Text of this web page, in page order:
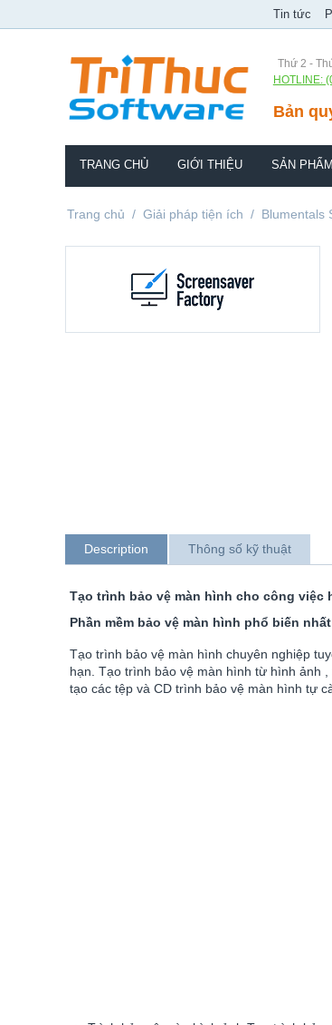
Tin tức
Thứ 2 -
HOTLINE:
Bản
TRANG CHỦ GIỚI THIỆU SẢN PHẨM
Trang chủ / Giải pháp tiện ích / Blumentals
Description Thông số kỹ thuật
Tạo trình bảo vệ màn hình cho công việc
Phần mềm bảo vệ màn hình phổ biến nhất
Tạo trình bảo vệ màn hình chuyên nghiệp
hạn. Tạo trình bảo vệ màn hình từ hình ảnh
tạo các tệp và CD trình bảo vệ màn hình tự